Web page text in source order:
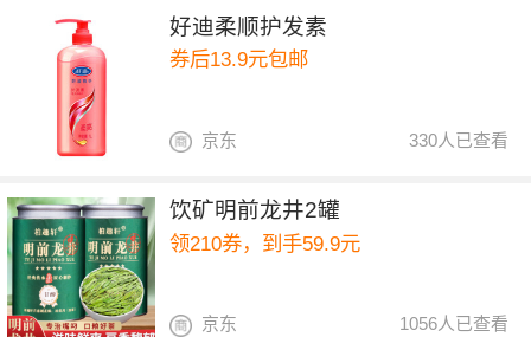
好迪柔顺护发素
券后13.9元包邮
330人已查看
京东
饮矿明前龙井2罐
领210券，到手59.9元
1056人已查看
京东